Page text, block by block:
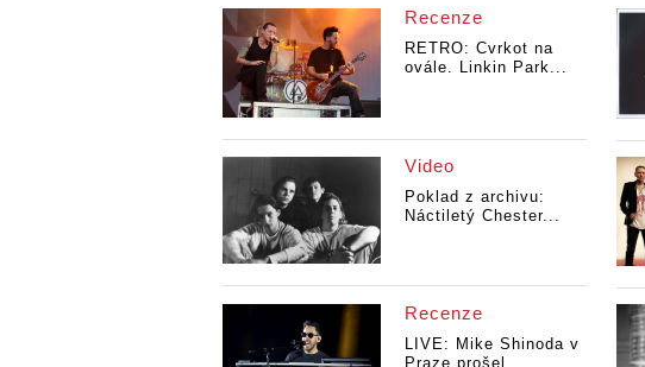
Recenze
RETRO: Cvrkot na
ovále. Linkin Park...
Video
Poklad z archivu:
Náctiletý Chester...
Recenze
LIVE: Mike Shinoda v
Praze prošel...